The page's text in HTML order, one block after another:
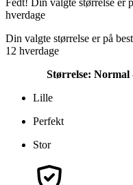
Fedt! Din valgte størrelse er
hverdage
Din valgte størrelse er på
12 hverdage
Størrelse: Normal
Lille
Perfekt
Stor